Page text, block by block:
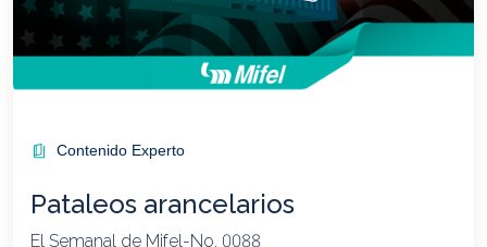
Contenido Experto
Pataleos arancelarios
El Semanal de Mifel-No. 0088